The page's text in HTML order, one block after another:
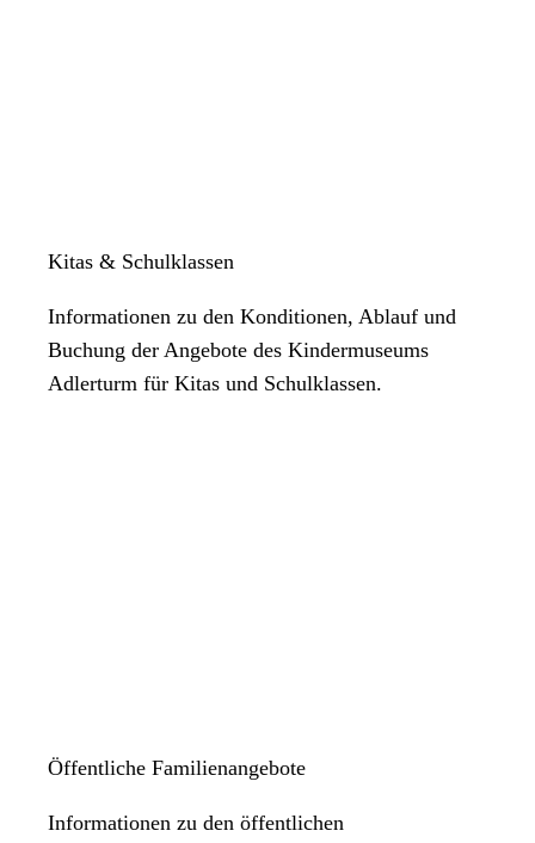
Kitas & Schulklassen
Informationen zu den Konditionen, Ablauf und
Buchung der Angebote des Kindermuseums
Adlerturm für Kitas und Schulklassen.
Öffentliche Familienangebote
Informationen zu den öffentlichen